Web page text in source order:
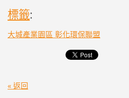
標籤:
大城產業園區 彰化環保聯盟
« 返回